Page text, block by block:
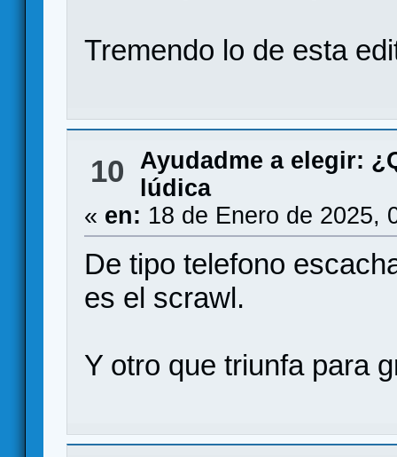
Tremendo lo de esta
10
Ayudadme a elegir:
lúdica
« en: 18 de Enero de 2025,
De tipo telefono
es el scrawl.
Y otro que triunfa para